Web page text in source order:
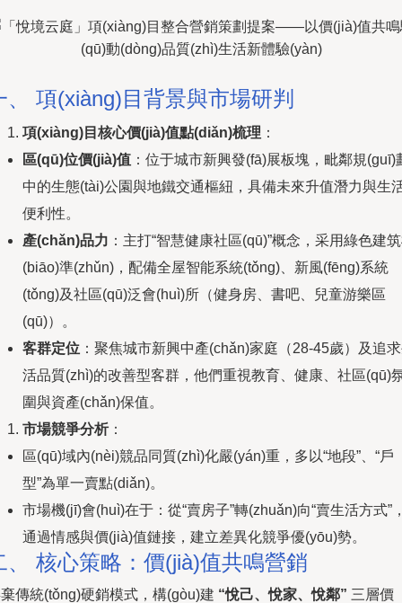
、 項(xiàng)目背景與市場研判
項(xiàng)目核心價(jià)值點(diǎn)梳理 ：
區(qū)位價(jià)值 ：位于城市新興發(fā)展板塊，毗鄰規(guī)
中的生態(tài)公園與地鐵交通樞紐，具備未來升值潛力與生
便利性。
產(chǎn)品力 ：主打“智慧健康社區(qū)”概念，采用綠色建
(biāo)準(zhǔn)，配備全屋智能系統(tǒng)、新風(fēng)系統
(tǒng)及社區(qū)泛會(huì)所（健身房、書吧、兒童游樂區
(qū)）。
客群定位 ：聚焦城市新興中產(chǎn)家庭（28-45歲）及追
活品質(zhì)的改善型客群，他們重視教育、健康、社區(qū)
圍與資產(chǎn)保值。
市場競爭分析：
區(qū)域內(nèi)競品同質(zhì)化嚴(yán)重，多以“地段”、“戶
型”為單一賣點(diǎn)。
市場機(jī)會(huì)在于：從“賣房子”轉(zhuǎn)向“賣生活方式”
通過情感與價(jià)值鏈接，建立差異化競爭優(yōu)勢。
、 核心策略：價(jià)值共鳴營銷
傳統(tǒng)硬銷模式，構(gòu)建 “悅己、悅家、悅鄰” 三層價